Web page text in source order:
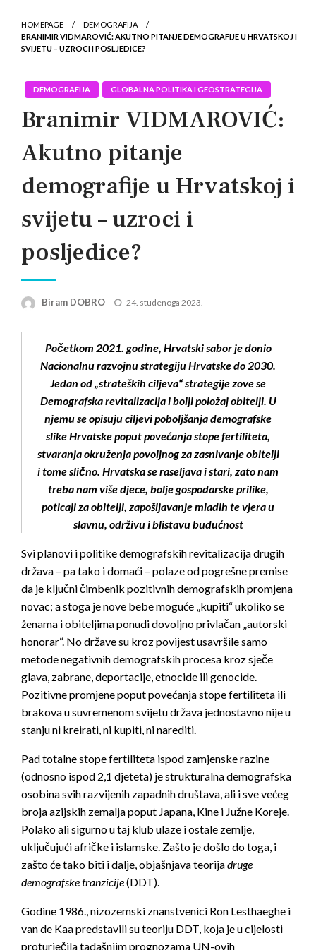
HOMEPAGE
DEMOGRAFIJA
BRANIMIR VIDMAROVIĆ: AKUTNO PITANJE DEMOGRAFIJE U HRVATSKOJ I
SVIJETU – UZROCI I POSLJEDICE?
DEMOGRAFIJA GLOBALNA POLITIKA I GEOSTRATEGIJA
Branimir VIDMAROVIĆ:
Akutno pitanje
demografije u Hrvatskoj i
svijetu – uzroci i
posljedice?
Biram DOBRO
Posted
24. studenoga 2023.
Početkom 2021. godine, Hrvatski sabor je donio
Nacionalnu razvojnu strategiju Hrvatske do 2030.
Jedan od „strateških ciljeva“ strategije zove se
Demografska revitalizacija i bolji položaj obitelji. U
njemu se opisuju ciljevi poboljšanja demografske
slike Hrvatske poput povećanja stope fertiliteta,
stvaranja okruženja povoljnog za zasnivanje obitelji
i tome slično. Hrvatska se raseljava i stari, zato nam
treba nam više djece, bolje gospodarske prilike,
poticaji za obitelji, zapošljavanje mladih te vjera u
slavnu, održivu i blistavu budućnost
Svi planovi i politike demografskih revitalizacija drugih
država – pa tako i domaći – polaze od pogrešne premise
da je ključni čimbenik pozitivnih demografskih promjena
novac; a stoga je nove bebe moguće „kupiti“ ukoliko se
ženama i obiteljima ponudi dovoljno privlačan „autorski
honorar“. No države su kroz povijest usavršile samo
metode negativnih demografskih procesa kroz sječe
glava, zabrane, deportacije, etnocide ili genocide.
Pozitivne promjene poput povećanja stope fertiliteta ili
brakova u suvremenom svijetu država jednostavno nije u
stanju ni kreirati, ni kupiti, ni narediti.
Pad totalne stope fertiliteta ispod zamjenske razine
(odnosno ispod 2,1 djeteta) je strukturalna demografska
osobina svih razvijenih zapadnih društava, ali i sve većeg
broja azijskih zemalja poput Japana, Kine i Južne Koreje.
Polako ali sigurno u taj klub ulaze i ostale zemlje,
uključujući afričke i islamske. Zašto je došlo do toga, i
zašto će tako biti i dalje, objašnjava teorijadruge
demografske tranzicije(DDT).
Godine 1986., nizozemski znanstvenici Ron Lesthaeghe i
van de Kaa predstavili su teoriju DDT, koja je u cijelosti
proturječila tadašnjim prognozama UN-ovih